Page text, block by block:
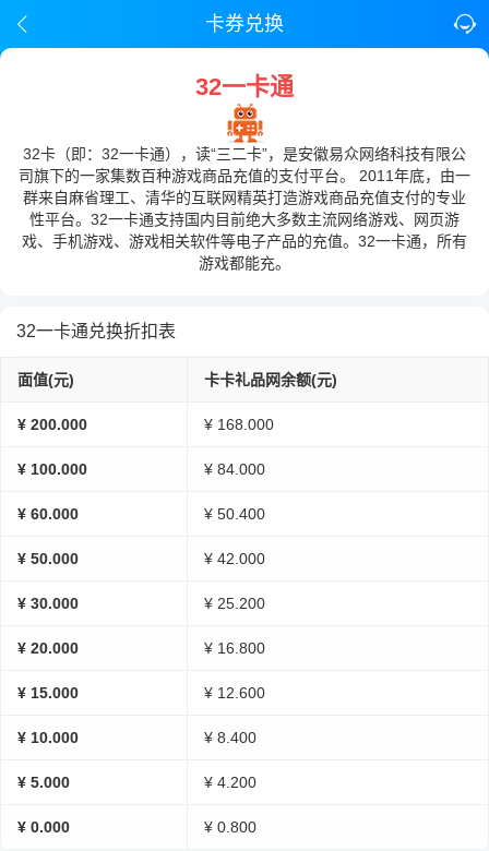
卡券兑换
32一卡通
32卡（即：32一卡通），读“三二卡”，是安徽易众网络科技有限公
司旗下的一家集数百种游戏商品充值的支付平台。 2011年底，由一
群来自麻省理工、清华的互联网精英打造游戏商品充值支付的专业
性平台。32一卡通支持国内目前绝大多数主流网络游戏、网页游
戏、手机游戏、游戏相关软件等电子产品的充值。32一卡通，所有
游戏都能充。
32一卡通兑换折扣表
面值(元) 卡卡礼品网余额(元)
¥ 200.000 ¥ 168.000
¥ 100.000 ¥ 84.000
¥ 60.000 ¥ 50.400
¥ 50.000 ¥ 42.000
¥ 30.000 ¥ 25.200
¥ 20.000 ¥ 16.800
¥ 15.000 ¥ 12.600
¥ 10.000 ¥ 8.400
¥ 5.000 ¥ 4.200
¥ 0.000 ¥ 0.800